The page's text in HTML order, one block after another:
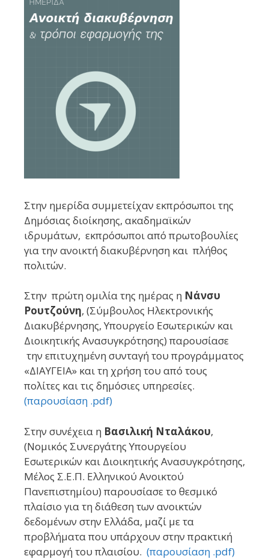
Στην ημερίδα συμμετείχαν εκπρόσωποι της
Δημόσιας διοίκησης, ακαδημαϊκών
ιδρυμάτων, εκπρόσωποι από πρωτοβουλίες
για την ανοικτή διακυβέρνηση και πλήθος
πολιτών.
Στην πρώτη ομιλία της ημέρας η Νάνσυ
Ρουτζούνη, (Σύμβουλος Ηλεκτρονικής
Διακυβέρνησης, Υπουργείο Eσωτερικών και
Διοικητικής Ανασυγκρότησης) παρουσίασε
την επιτυχημένη συνταγή του προγράμματος
«ΔΙΑΥΓΕΙΑ» και τη χρήση του από τους
πολίτες και τις δημόσιες υπηρεσίες.
(παρουσίαση .pdf)
Στην συνέχεια η Βασιλική Νταλάκου,
(Νομικός Συνεργάτης Υπουργείου
Εσωτερικών και Διοικητικής Ανασυγκρότησης,
Μέλος Σ.Ε.Π. Ελληνικού Ανοικτού
Πανεπιστημίου) παρουσίασε το θεσμικό
πλαίσιο για τη διάθεση των ανοικτών
δεδομένων στην Ελλάδα, μαζί με τα
προβλήματα που υπάρχουν στην πρακτική
εφαρμογή του πλαισίου. (παρουσίαση .pdf)